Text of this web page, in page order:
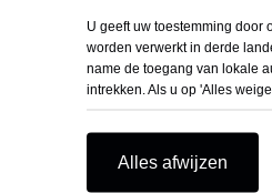
U geeft uw toestemming door
worden verwerkt in derde
name de toegang van lokale
intrekken. Als u op 'Alles
Alles afwijzen